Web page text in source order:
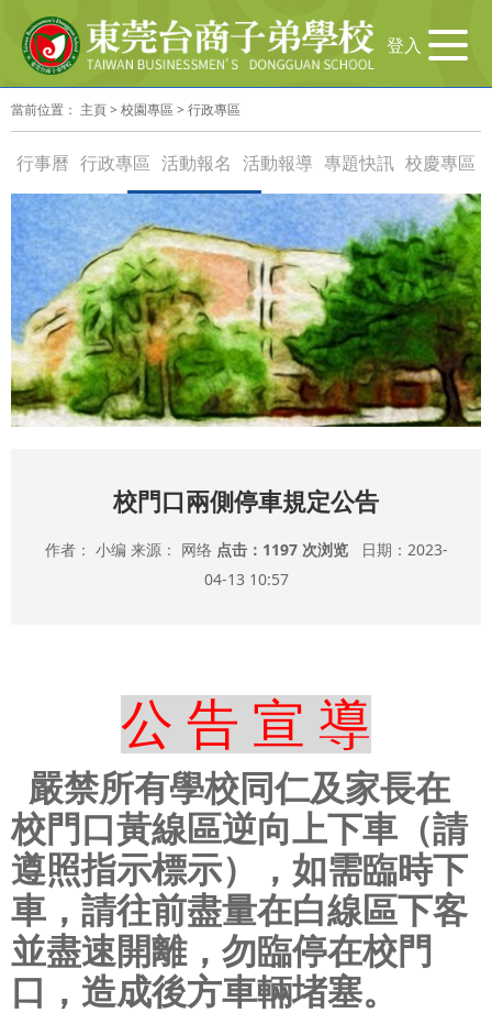
导
航
切
登入
當前位置： 主頁> 校園專區 > 行政專區
行事曆 行政專區 活動報名 活動報導 專題快訊 校慶專區
校門口兩側停車規定公告
作者： 小编 来源： 网络 点击： 1197 次浏览日期：2023-
04-13 10:57
公 告 宣 導
嚴禁所有學校同仁及家長在
校門口黃線區逆向上下車（請
遵照指示標示），如需臨時下
車，請往前盡量在白線區下客
並盡速開離，勿臨停在校門
口，造成後方車輛堵塞。